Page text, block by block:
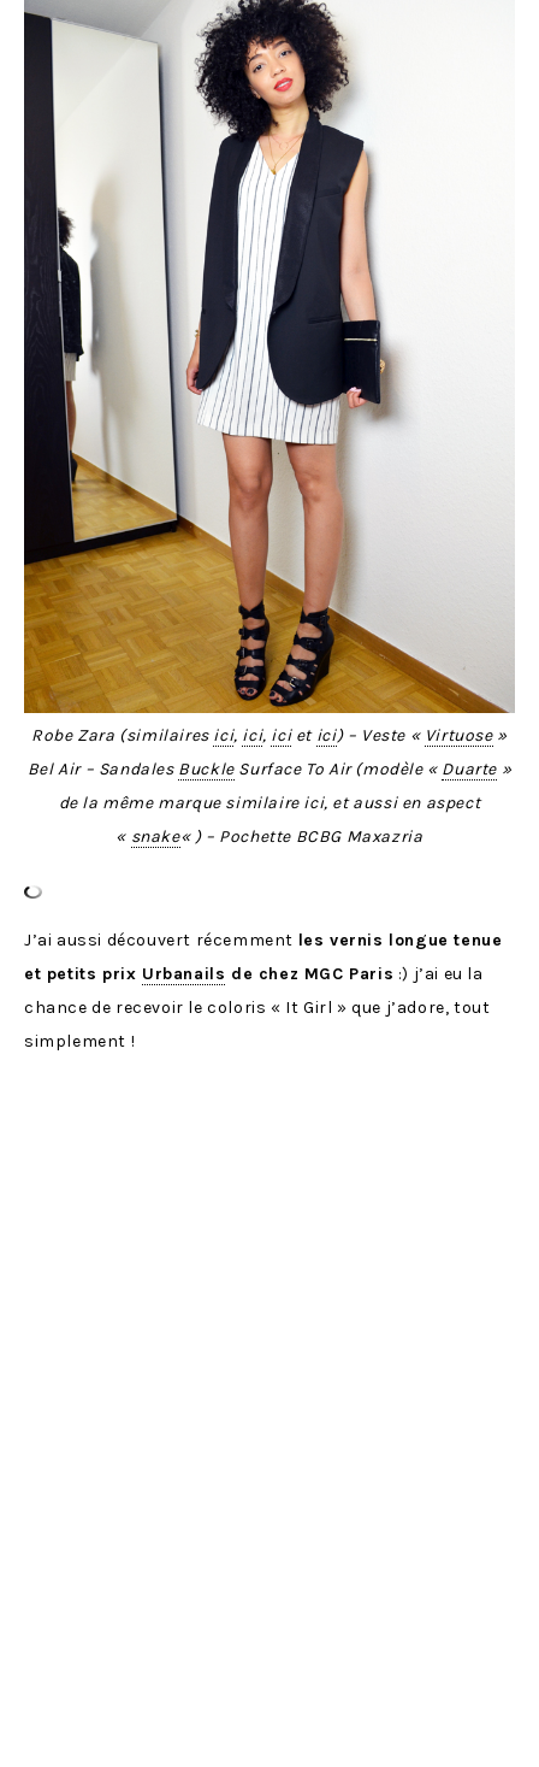
Robe Zara (similaires ici, ici, iciet ici) – Veste « Virtuose»
Bel Air – Sandales BuckleSurface To Air (modèle « Duarte »
de la même marque similaire ici, et aussi en aspect
« snake« ) – Pochette BCBG Maxazria
J’ai aussi découvert récemment les vernis longue tenue
et petits prix Urbanails de chez MGC Paris :) j’ai eu la
chance de recevoir le coloris « It Girl » que j’adore, tout
simplement !